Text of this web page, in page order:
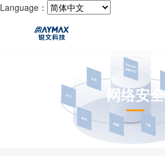
Language：
网络安全